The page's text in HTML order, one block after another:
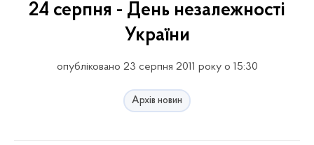
24 серпня - День незалежності
України
опубліковано 23 серпня 2011 року о 15:30
Архів новин